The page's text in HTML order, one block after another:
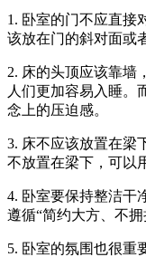
1. 卧室的门不应直接
该放在门的斜对面或
2. 床的头顶应该靠墙
人们更加容易入睡。
念上的压迫感。
3. 床不应该放置在梁
不放置在梁下，可以
4. 卧室要保持整洁干
遵循“简约大方、不拥
5. 卧室的氛围也很重